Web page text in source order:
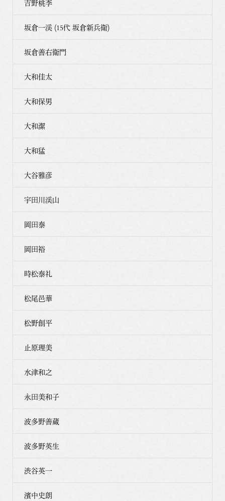
吉野桃李
坂倉一渓 (15代 坂倉新兵衛)
坂倉善右衛門
大和佳太
大和保男
大和潔
大和猛
大谷雅彦
宇田川渓山
岡田泰
岡田裕
時松泰礼
松尾邑華
松野創平
止原理美
水津和之
永田美和子
波多野善蔵
波多野英生
渋谷英一
濱中史朗